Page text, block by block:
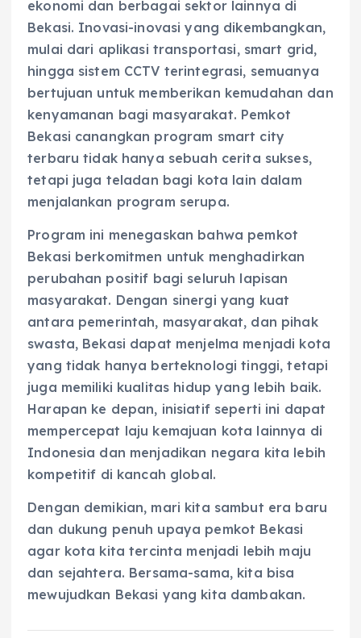
ekonomi dan berbagai sektor lainnya di
Bekasi. Inovasi-inovasi yang dikembangkan,
mulai dari aplikasi transportasi, smart grid,
hingga sistem CCTV terintegrasi, semuanya
bertujuan untuk memberikan kemudahan dan
kenyamanan bagi masyarakat. Pemkot
Bekasi canangkan program smart city
terbaru tidak hanya sebuah cerita sukses,
tetapi juga teladan bagi kota lain dalam
menjalankan program serupa.
Program ini menegaskan bahwa pemkot
Bekasi berkomitmen untuk menghadirkan
perubahan positif bagi seluruh lapisan
masyarakat. Dengan sinergi yang kuat
antara pemerintah, masyarakat, dan pihak
swasta, Bekasi dapat menjelma menjadi kota
yang tidak hanya berteknologi tinggi, tetapi
juga memiliki kualitas hidup yang lebih baik.
Harapan ke depan, inisiatif seperti ini dapat
mempercepat laju kemajuan kota lainnya di
Indonesia dan menjadikan negara kita lebih
kompetitif di kancah global.
Dengan demikian, mari kita sambut era baru
dan dukung penuh upaya pemkot Bekasi
agar kota kita tercinta menjadi lebih maju
dan sejahtera. Bersama-sama, kita bisa
mewujudkan Bekasi yang kita dambakan.